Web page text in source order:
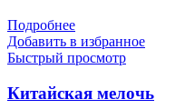
Подробнее
Добавить в избранное
Быстрый просмотр
Китайская мелочь